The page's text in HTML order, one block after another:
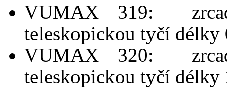
VUMAX 319:
teleskopickou tyčí délky
VUMAX 320:
teleskopickou tyčí délky